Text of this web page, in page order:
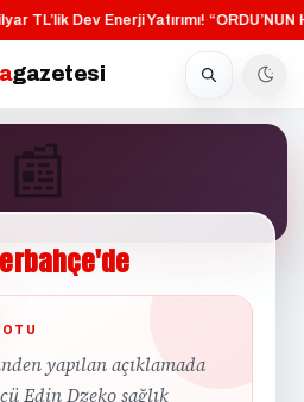
TL’lik Dev Enerji Yatırımı!·“ORDU’NUN
gazetesi
📰
yapılan açıklamada
Edin Dzeko sağlık